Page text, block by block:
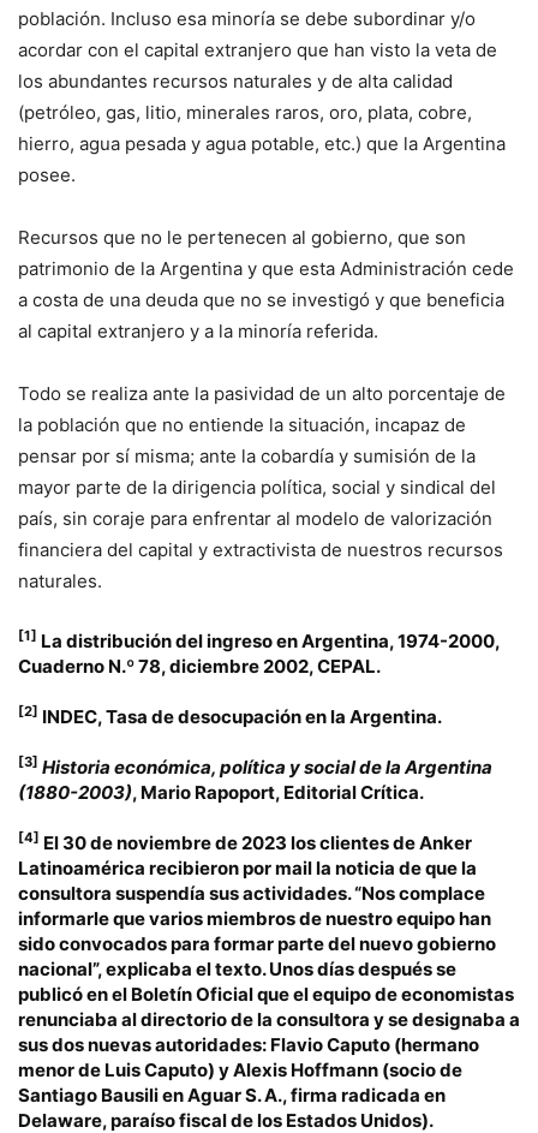
población. Incluso esa minoría se debe subordinar y/o
acordar con el capital extranjero que han visto la veta de
los abundantes recursos naturales y de alta calidad
(petróleo, gas, litio, minerales raros, oro, plata, cobre,
hierro, agua pesada y agua potable, etc.) que la Argentina
posee.
Recursos que no le pertenecen al gobierno, que son
patrimonio de la Argentina y que esta Administración cede
a costa de una deuda que no se investigó y que beneficia
al capital extranjero y a la minoría referida.
Todo se realiza ante la pasividad de un alto porcentaje de
la población que no entiende la situación, incapaz de
pensar por sí misma; ante la cobardía y sumisión de la
mayor parte de la dirigencia política, social y sindical del
país, sin coraje para enfrentar al modelo de valorización
financiera del capital y extractivista de nuestros recursos
naturales.
[1] La distribución del ingreso en Argentina, 1974-2000,
Cuaderno N.º 78, diciembre 2002, CEPAL.
[2] INDEC, Tasa de desocupación en la Argentina.
[3] Historia económica, política y social de la Argentina
(1880-2003), Mario Rapoport, Editorial Crítica.
[4] El 30 de noviembre de 2023 los clientes deAnker
Latinoamérica recibieron por mail la noticia de que la
consultora suspendía sus actividades. “Nos complace
informarle que varios miembros de nuestro equipo han
sido convocados para formar parte del nuevo gobierno
nacional”, explicaba el texto. Unos días después se
publicó en el Boletín Oficial que el equipo de economistas
renunciaba al directorio de la consultora y se designaba a
sus dos nuevas autoridades: Flavio Caputo (hermano
menor de Luis Caputo) y Alexis Hoffmann (socio de
Santiago Bausili en Aguar S. A., firma radicada en
Delaware, paraíso fiscal de los Estados Unidos).